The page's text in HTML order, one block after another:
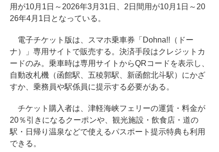
用が10月1日～2026年3月31日、2日間用が10月1日～20
26年4月1日となっている。
電子チケット版は、スマホ乗車券「Dohna!!（ドー
ナ）」専用サイトで販売する。決済手段はクレジットカ
ードのみ。乗車時は専用サイトからQRコードを表示し、
自動改札機（函館駅、五稜郭駅、新函館北斗駅）にかざ
すか、乗務員や駅係員に提示する必要がある。
チケット購入者は、津軽海峡フェリーの運賃・料金が
20％引きになるクーポンや、観光施設・飲食店・道の
駅・日帰り温泉などで使えるパスポート提示特典も利用
できる。